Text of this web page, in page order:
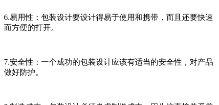
6.易用性：包装设计要设计得易于使用和携带，而且还要快速
而方便的打开。
7.安全性：一个成功的包装设计应该有适当的安全性，对产品
做好防护。